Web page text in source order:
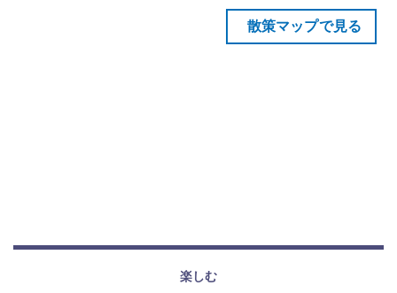
散策マップで見る
楽しむ